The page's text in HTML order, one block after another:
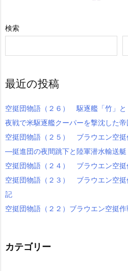
検索
最近の投稿
空挺団物語（２６） 駆逐艦「竹」
夜戦で米駆逐艦クーパーを撃沈した
空挺団物語（２５） ブラウエン空
―挺進団の夜間跳下と陸軍潜水輸送艇
空挺団物語（２４） ブラウエン空
空挺団物語（２３） ブラウエン空
記
空挺団物語（２２）ブラウエン空挺
カテゴリー